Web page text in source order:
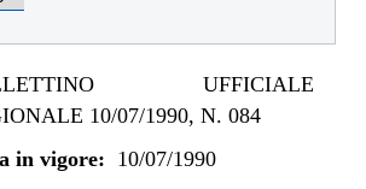
UFFICIALE
10/07/1990, N. 084
in vigore: 10/07/1990